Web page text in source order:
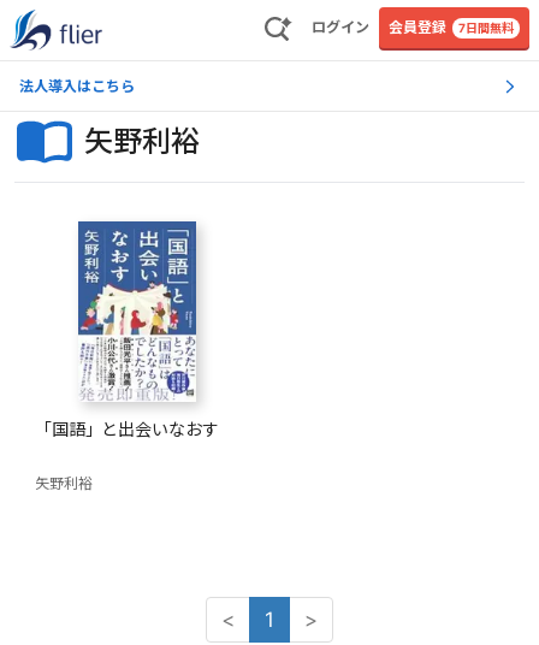
ログイン 会員登録 7日間無料
法人導入はこちら
矢野利裕
「国語」と出会いなおす
矢野利裕
< 1 >